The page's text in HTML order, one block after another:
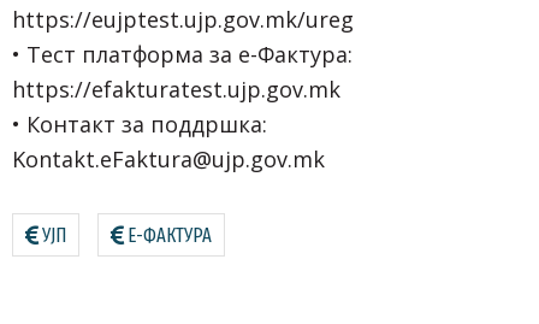
https://eujptest.ujp.gov.mk/ureg
• Тест платформа за е-Фактура:
https://efakturatest.ujp.gov.mk
• Контакт за поддршка:
Kontakt.eFaktura@ujp.gov.mk
УЈП Е-ФАКТУРА